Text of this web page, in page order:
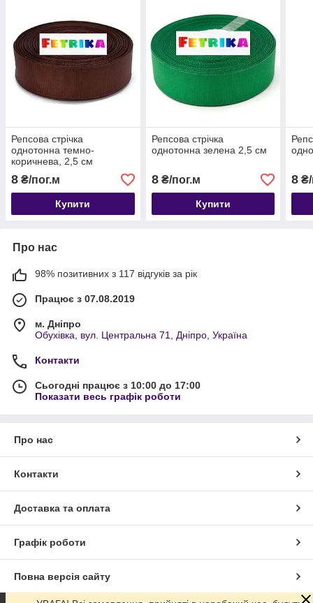
Репсова стрічка
однотонна темно-
коричнева, 2,5 см
8 ₴/пог.м
Купити
Репсова стрічка
однотонна зелена 2,5 см
8₴/пог.м
Купити
8 ₴/
Про нас
98% позитивних з 117 відгуків за рік
Працює з 07.08.2019
м. Дніпро
Обухівка, вул. Центральна 71, Дніпро, Україна
Контакти
Сьогодні працює з 10:00 до 17:00
Показати весь графік роботи
Про нас
Контакти
Доставка та оплата
Графік роботи
Повна версія сайту